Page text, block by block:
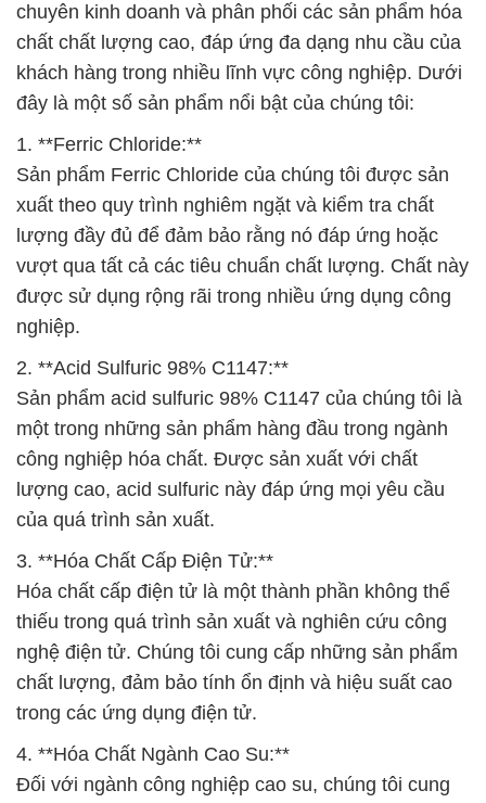
chuyên kinh doanh và phân phối các sản phẩm hóa
chất chất lượng cao, đáp ứng đa dạng nhu cầu của
khách hàng trong nhiều lĩnh vực công nghiệp. Dưới
đây là một số sản phẩm nổi bật của chúng tôi:
1. **Ferric Chloride:**
Sản phẩm Ferric Chloride của chúng tôi được sản
xuất theo quy trình nghiêm ngặt và kiểm tra chất
lượng đầy đủ để đảm bảo rằng nó đáp ứng hoặc
vượt qua tất cả các tiêu chuẩn chất lượng. Chất này
được sử dụng rộng rãi trong nhiều ứng dụng công
nghiệp.
2. **Acid Sulfuric 98% C1147:**
Sản phẩm acid sulfuric 98% C1147 của chúng tôi là
một trong những sản phẩm hàng đầu trong ngành
công nghiệp hóa chất. Được sản xuất với chất
lượng cao, acid sulfuric này đáp ứng mọi yêu cầu
của quá trình sản xuất.
3. **Hóa Chất Cấp Điện Tử:**
Hóa chất cấp điện tử là một thành phần không thể
thiếu trong quá trình sản xuất và nghiên cứu công
nghệ điện tử. Chúng tôi cung cấp những sản phẩm
chất lượng, đảm bảo tính ổn định và hiệu suất cao
trong các ứng dụng điện tử.
4. **Hóa Chất Ngành Cao Su:**
Đối với ngành công nghiệp cao su, chúng tôi cung